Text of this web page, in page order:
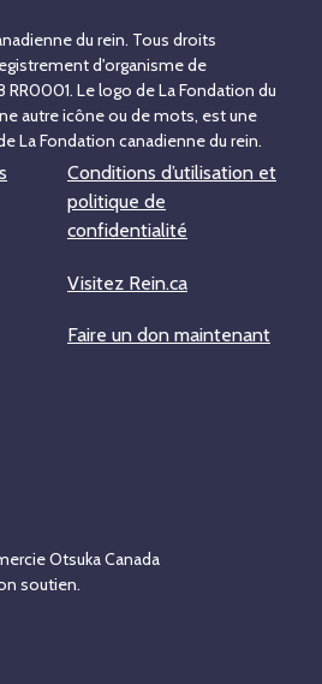
du rein. Tous droits
d'organisme de
RR0001. Le logo de La Fondation du
autre icône ou de mots, est une
La Fondation canadienne du rein.
Conditions d’utilisation et
politique de
confidentialité
Visitez Rein.ca
Faire un don maintenant
Otsuka Canada
soutien.